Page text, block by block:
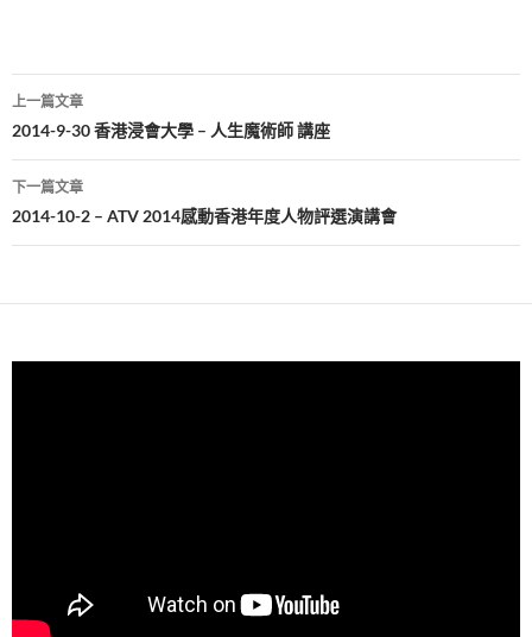
文
章
導
覽
上一篇文章
2014-9-30 香港浸會大學 – 人生魔術師 講座
下一篇文章
2014-10-2 – ATV 2014感動香港年度人物評選演講會